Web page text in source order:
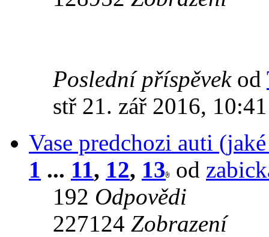
Poslední příspěvek od
stř 21. zář 2016, 10:41
Vase predchozi auti
1 ... 11, 12, 13 od
192 Odpovědi
227124 Zobrazení